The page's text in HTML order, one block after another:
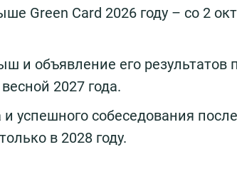
Green Card 2026 году – со 2
и объявление его результатов
весной 2027 года.
успешного собеседования
в 2028 году.